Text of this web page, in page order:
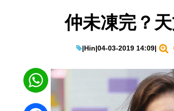
仲未凍完？
|Hin|04-03-2019 14:09|
WhatsApp